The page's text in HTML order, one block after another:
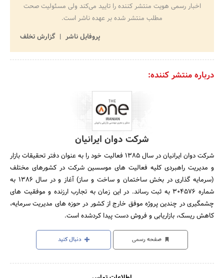
اخبار رسمی هویت منتشر کننده را تایید می‌کند ولی مسئولیت صحت
مطلب منتشر شده بر عهده ناشر است.
پروفایل ناشر
گزارش تخلف
درباره منتشر کننده:
شرکت دوان ایرانیان
شرکت دوان ایرانیان در سال 1385 فعالیت خود را به عنوان دفتر تحقیقات بازار
و مدیریت راهبردی کلیه فعالیت ­های موسسین شرکت در کشورهای مختلف
(سرمایه گذاری در بخش ساختمان و ساخت و ساز) آغاز و در سال 1386 به
شماره 304576 به ثبت رساند. در این زمان به تجارب ارزنده و موفقیت ­های
چشمگیری در چندین پروژه موفق خارج از کشور در حوزه های مدیریت سرمایه،
کاهش ریسک، بازاریابی و فروش دست پیدا کردشده است.
صفحه رسمی دنبال کنید